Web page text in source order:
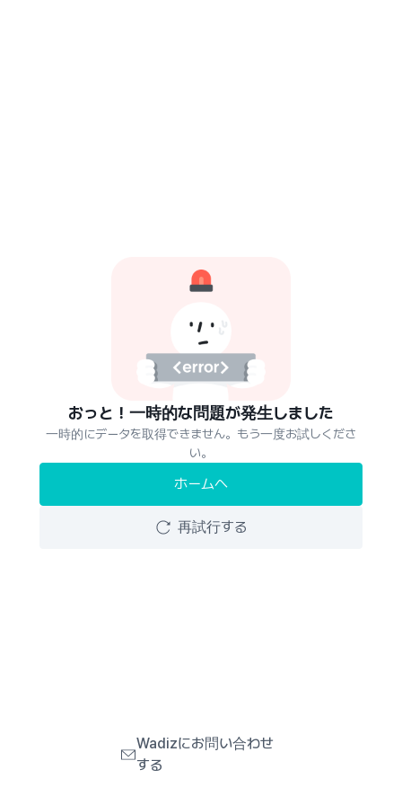
おっと！一時的な問題が発生しました
一時的にデータを取得できません。もう一度お試しくださ
い。
ホームへ
再試行する
Wadizにお問い合わせ
する